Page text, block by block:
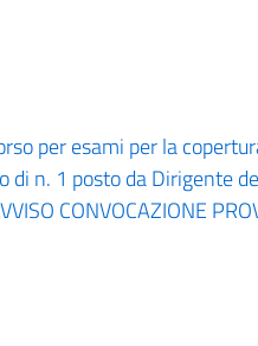
per esami per la
di n. 1 posto da Dirigente
CONVOCAZIONE